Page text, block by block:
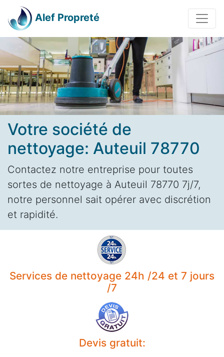
Alef Propreté
Votre société de
nettoyage: Auteuil 78770
Contactez notre entreprise pour toutes
sortes de nettoyage à Auteuil 78770 7j/7,
notre personnel sait opérer avec discrétion
et rapidité.
Services de nettoyage 24h /24 et 7 jours
/7
Devis gratuit: